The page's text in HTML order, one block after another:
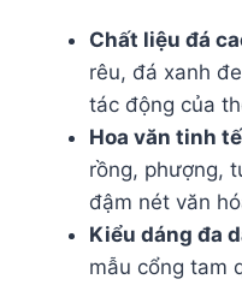
Chất liệu đá
rêu, đá xanh
tác động của
Hoa văn tinh
rồng, phượng,
đậm nét văn
Kiểu dáng đa
mẫu cổng tam